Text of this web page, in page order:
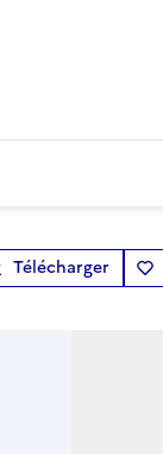
Télécharger